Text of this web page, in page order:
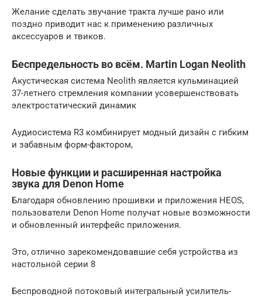
Желание сделать звучание тракта лучше рано или
поздно приводит нас к применению различных
аксессуаров и твиков.
Беспредельность во всём. Martin Logan Neolith
Акустическая система Neolith является кульминацией
37-летнего стремления компании усовершенствовать
электростатический динамик
Аудиосистема R3 комбинирует модный дизайн с гибким
и забавным форм-фактором,
Новые функции и расширенная настройка
звука для Denon Home
Благодаря обновлению прошивки и приложения HEOS,
пользователи Denon Home получат новые возможности
и обновленный интерфейс приложения.
Это, отлично зарекомендовавшие себя устройства из
настольной серии 8
Беспроводной потоковый интегральный усилитель-